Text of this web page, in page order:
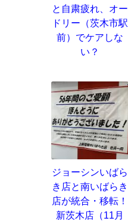
と自粛疲れ、オー
ドリー（茨木市駅
前）でケアしな
い？
ジョーシンいばら
き店と南いばらき
店が統合・移転！
新茨木店（11月